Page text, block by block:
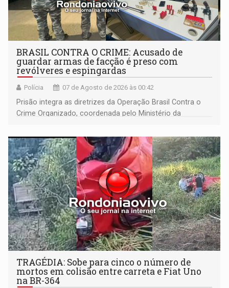
BRASIL CONTRA O CRIME: Acusado de
guardar armas de facção é preso com
revólveres e espingardas
Polícia 07 de Agosto de 2026 às 00:42
Prisão integra as diretrizes da Operação Brasil Contra o
Crime Organizado, coordenada pelo Ministério da
TRAGÉDIA: Sobe para cinco o número de
mortos em colisão entre carreta e Fiat Uno
na BR-364